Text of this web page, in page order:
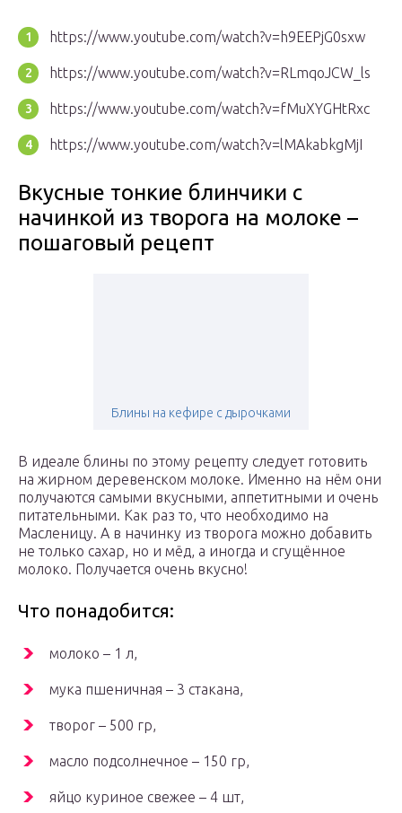
https://www.youtube.com/watch?v=h9EEPjG0sxw
https://www.youtube.com/watch?v=RLmqoJCW_ls
https://www.youtube.com/watch?v=fMuXYGHtRxc
https://www.youtube.com/watch?v=lMAkabkgMjI
Вкусные тонкие блинчики с
начинкой из творога на молоке –
пошаговый рецепт
Блины на кефире с дырочками
В идеале блины по этому рецепту следует готовить
на жирном деревенском молоке. Именно на нём они
получаются самыми вкусными, аппетитными и очень
питательными. Как раз то, что необходимо на
Масленицу. А в начинку из творога можно добавить
не только сахар, но и мёд, а иногда и сгущённое
молоко. Получается очень вкусно!
Что понадобится:
молоко – 1 л,
мука пшеничная – 3 стакана,
творог – 500 гр,
масло подсолнечное – 150 гр,
яйцо куриное свежее – 4 шт,